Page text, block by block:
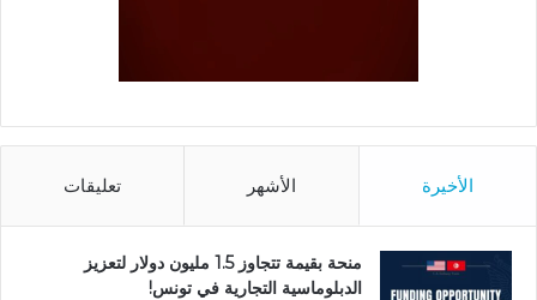
الأخيرة الأشهر تعليقات
منحة بقيمة تتجاوز 1.5 مليون دولار لتعزيز
الدبلوماسية التجارية في تونس!